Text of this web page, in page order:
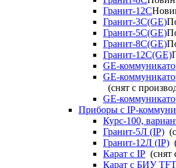
Гранит-12С
Гранит-3С(GE)
Гранит-5С(GE)
Гранит-8С(GE)
Гранит-12С(GE)
GE-
GE-
(снят с
GE-
Приборы с IP-
Курс-100,
Гранит-5Л (IP)
Гранит-12Л (IP)
Карат с IP (снят
Карат с БИУ